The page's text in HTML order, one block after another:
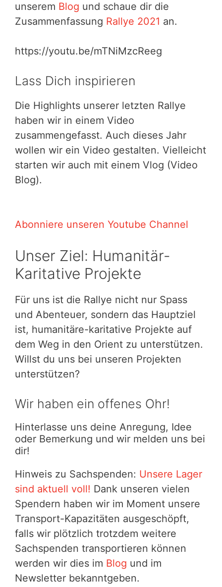
unserem Blog und schaue dir die
Zusammenfassung Rallye 2021 an.
https://youtu.be/mTNiMzcReeg
Lass Dich inspirieren
Die Highlights unserer letzten Rallye
haben wir in einem Video
zusammengefasst. Auch dieses Jahr
wollen wir ein Video gestalten. Vielleicht
starten wir auch mit einem Vlog (Video
Blog).
Abonniere unseren Youtube Channel
Unser Ziel: Humanitär-
Karitative Projekte
Für uns ist die Rallye nicht nur Spass
und Abenteuer, sondern das Hauptziel
ist, humanitäre-karitative Projekte auf
dem Weg in den Orient zu unterstützen.
Willst du uns bei unseren Projekten
unterstützen?
Wir haben ein offenes Ohr!
Hinterlasse uns deine Anregung, Idee
oder Bemerkung und wir melden uns bei
dir!
Hinweis zu Sachspenden: Unsere Lager
sind aktuell voll! Dank unseren vielen
Spendern haben wir im Moment unsere
Transport-Kapazitäten ausgeschöpft,
falls wir plötzlich trotzdem weitere
Sachspenden transportieren können
werden wir dies im Blog und im
Newsletter bekanntgeben.